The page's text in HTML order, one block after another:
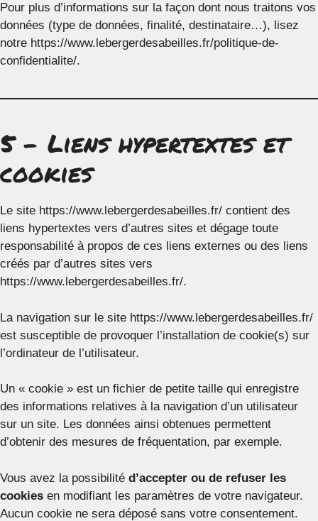
Pour plus d’informations sur la façon dont nous traitons vos
données (type de données, finalité, destinataire…), lisez
notre https://www.lebergerdesabeilles.fr/politique-de-
confidentialite/.
5 – Liens hypertextes et
cookies
Le site https://www.lebergerdesabeilles.fr/ contient des
liens hypertextes vers d’autres sites et dégage toute
responsabilité à propos de ces liens externes ou des liens
créés par d’autres sites vers
https://www.lebergerdesabeilles.fr/.
La navigation sur le site https://www.lebergerdesabeilles.fr/
est susceptible de provoquer l’installation de cookie(s) sur
l’ordinateur de l’utilisateur.
Un « cookie » est un fichier de petite taille qui enregistre
des informations relatives à la navigation d’un utilisateur
sur un site. Les données ainsi obtenues permettent
d’obtenir des mesures de fréquentation, par exemple.
Vous avez la possibilité d’accepter ou de refuser les
cookies en modifiant les paramètres de votre navigateur.
Aucun cookie ne sera déposé sans votre consentement.